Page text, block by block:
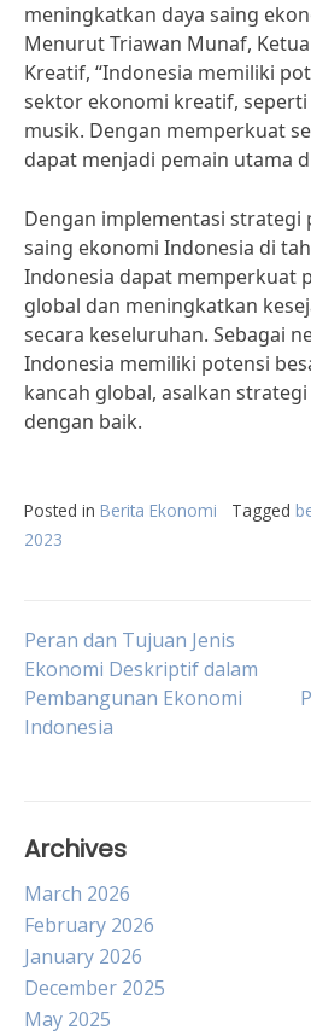
meningkatkan daya saing
Menurut Triawan Munaf,
Kreatif, “Indonesia memiliki
sektor ekonomi kreatif,
musik. Dengan memperkuat
dapat menjadi pemain utama
Dengan implementasi strategi
saing ekonomi Indonesia di
Indonesia dapat memperkuat
global dan meningkatkan
secara keseluruhan. Sebagai
Indonesia memiliki potensi
kancah global, asalkan
dengan baik.
Posted in Berita Ekonomi Tagged
2023
Post
navigation
Peran dan Tujuan Jenis
Ekonomi Deskriptif dalam
Pembangunan Ekonomi
Indonesia
Archives
March 2026
February 2026
January 2026
December 2025
May 2025